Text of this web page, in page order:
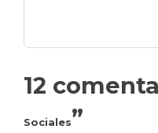
12
Sociales”